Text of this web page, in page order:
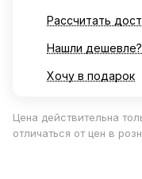
Рассчитать
Нашли дешевле?
Хочу в подарок
Цена действительна
отличаться от цен в